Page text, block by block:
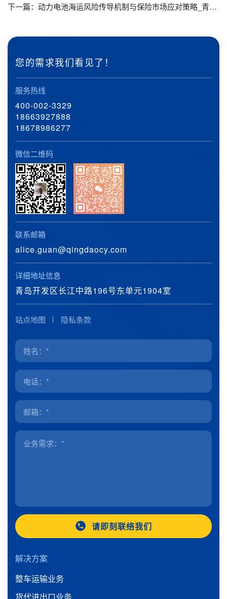
下一篇： 动力电池海运风险传导机制与保险市场应对策略_青岛设备运输_青岛工程机械运输
您的需求我们看见了！
服务热线
400-002-3329
18663927888
18678986277
微信二维码
联系邮箱
alice.guan@qingdaocy.com
详细地址信息
青岛开发区长江中路196号东单元1904室
站点地图 隐私条款
请即刻联络我们
解决方案
整车运输业务